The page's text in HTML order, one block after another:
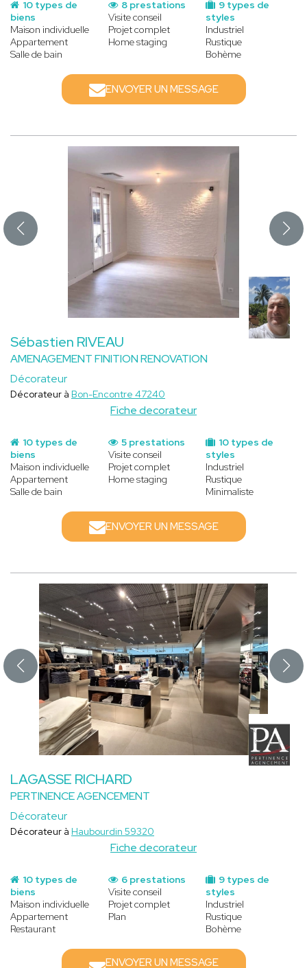
10 types de
biens
Maison individuelle
Appartement
Salle de bain
9 types de
styles
Industriel
Rustique
Bohème
8 prestations
Visite conseil
Projet complet
Home staging
ENVOYER UN MESSAGE
Sébastien RIVEAU
AMENAGEMENT FINITION RENOVATION
Décorateur
Fiche decorateur
Décorateur à Bon-Encontre 47240
10 types de
biens
Maison individuelle
Appartement
Salle de bain
10 types de
styles
Industriel
Rustique
Minimaliste
5 prestations
Visite conseil
Projet complet
Home staging
ENVOYER UN MESSAGE
LAGASSE RICHARD
PERTINENCE AGENCEMENT
Décorateur
Fiche decorateur
Décorateur à Haubourdin 59320
10 types de
biens
Maison individuelle
Appartement
Restaurant
9 types de
styles
Industriel
Rustique
Bohème
6 prestations
Visite conseil
Projet complet
Plan
ENVOYER UN MESSAGE